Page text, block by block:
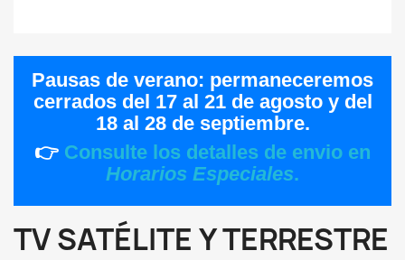
Pausas de verano: permaneceremos
cerrados del 17 al 21 de agostoy del
18 al 28 de septiembre.
👉 Consulte los detalles de envio en
Horarios Especiales.
TV SATÉLITE Y TERRESTRE